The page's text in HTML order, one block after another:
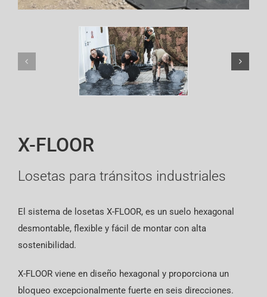
English
X-FLOOR
Losetas para tránsitos industriales
El sistema de losetas X-FLOOR, es un suelo hexagonal
desmontable, flexible y fácil de montar con alta
sostenibilidad.
X-FLOOR viene en diseño hexagonal y proporciona un
bloqueo excepcionalmente fuerte en seis direcciones.